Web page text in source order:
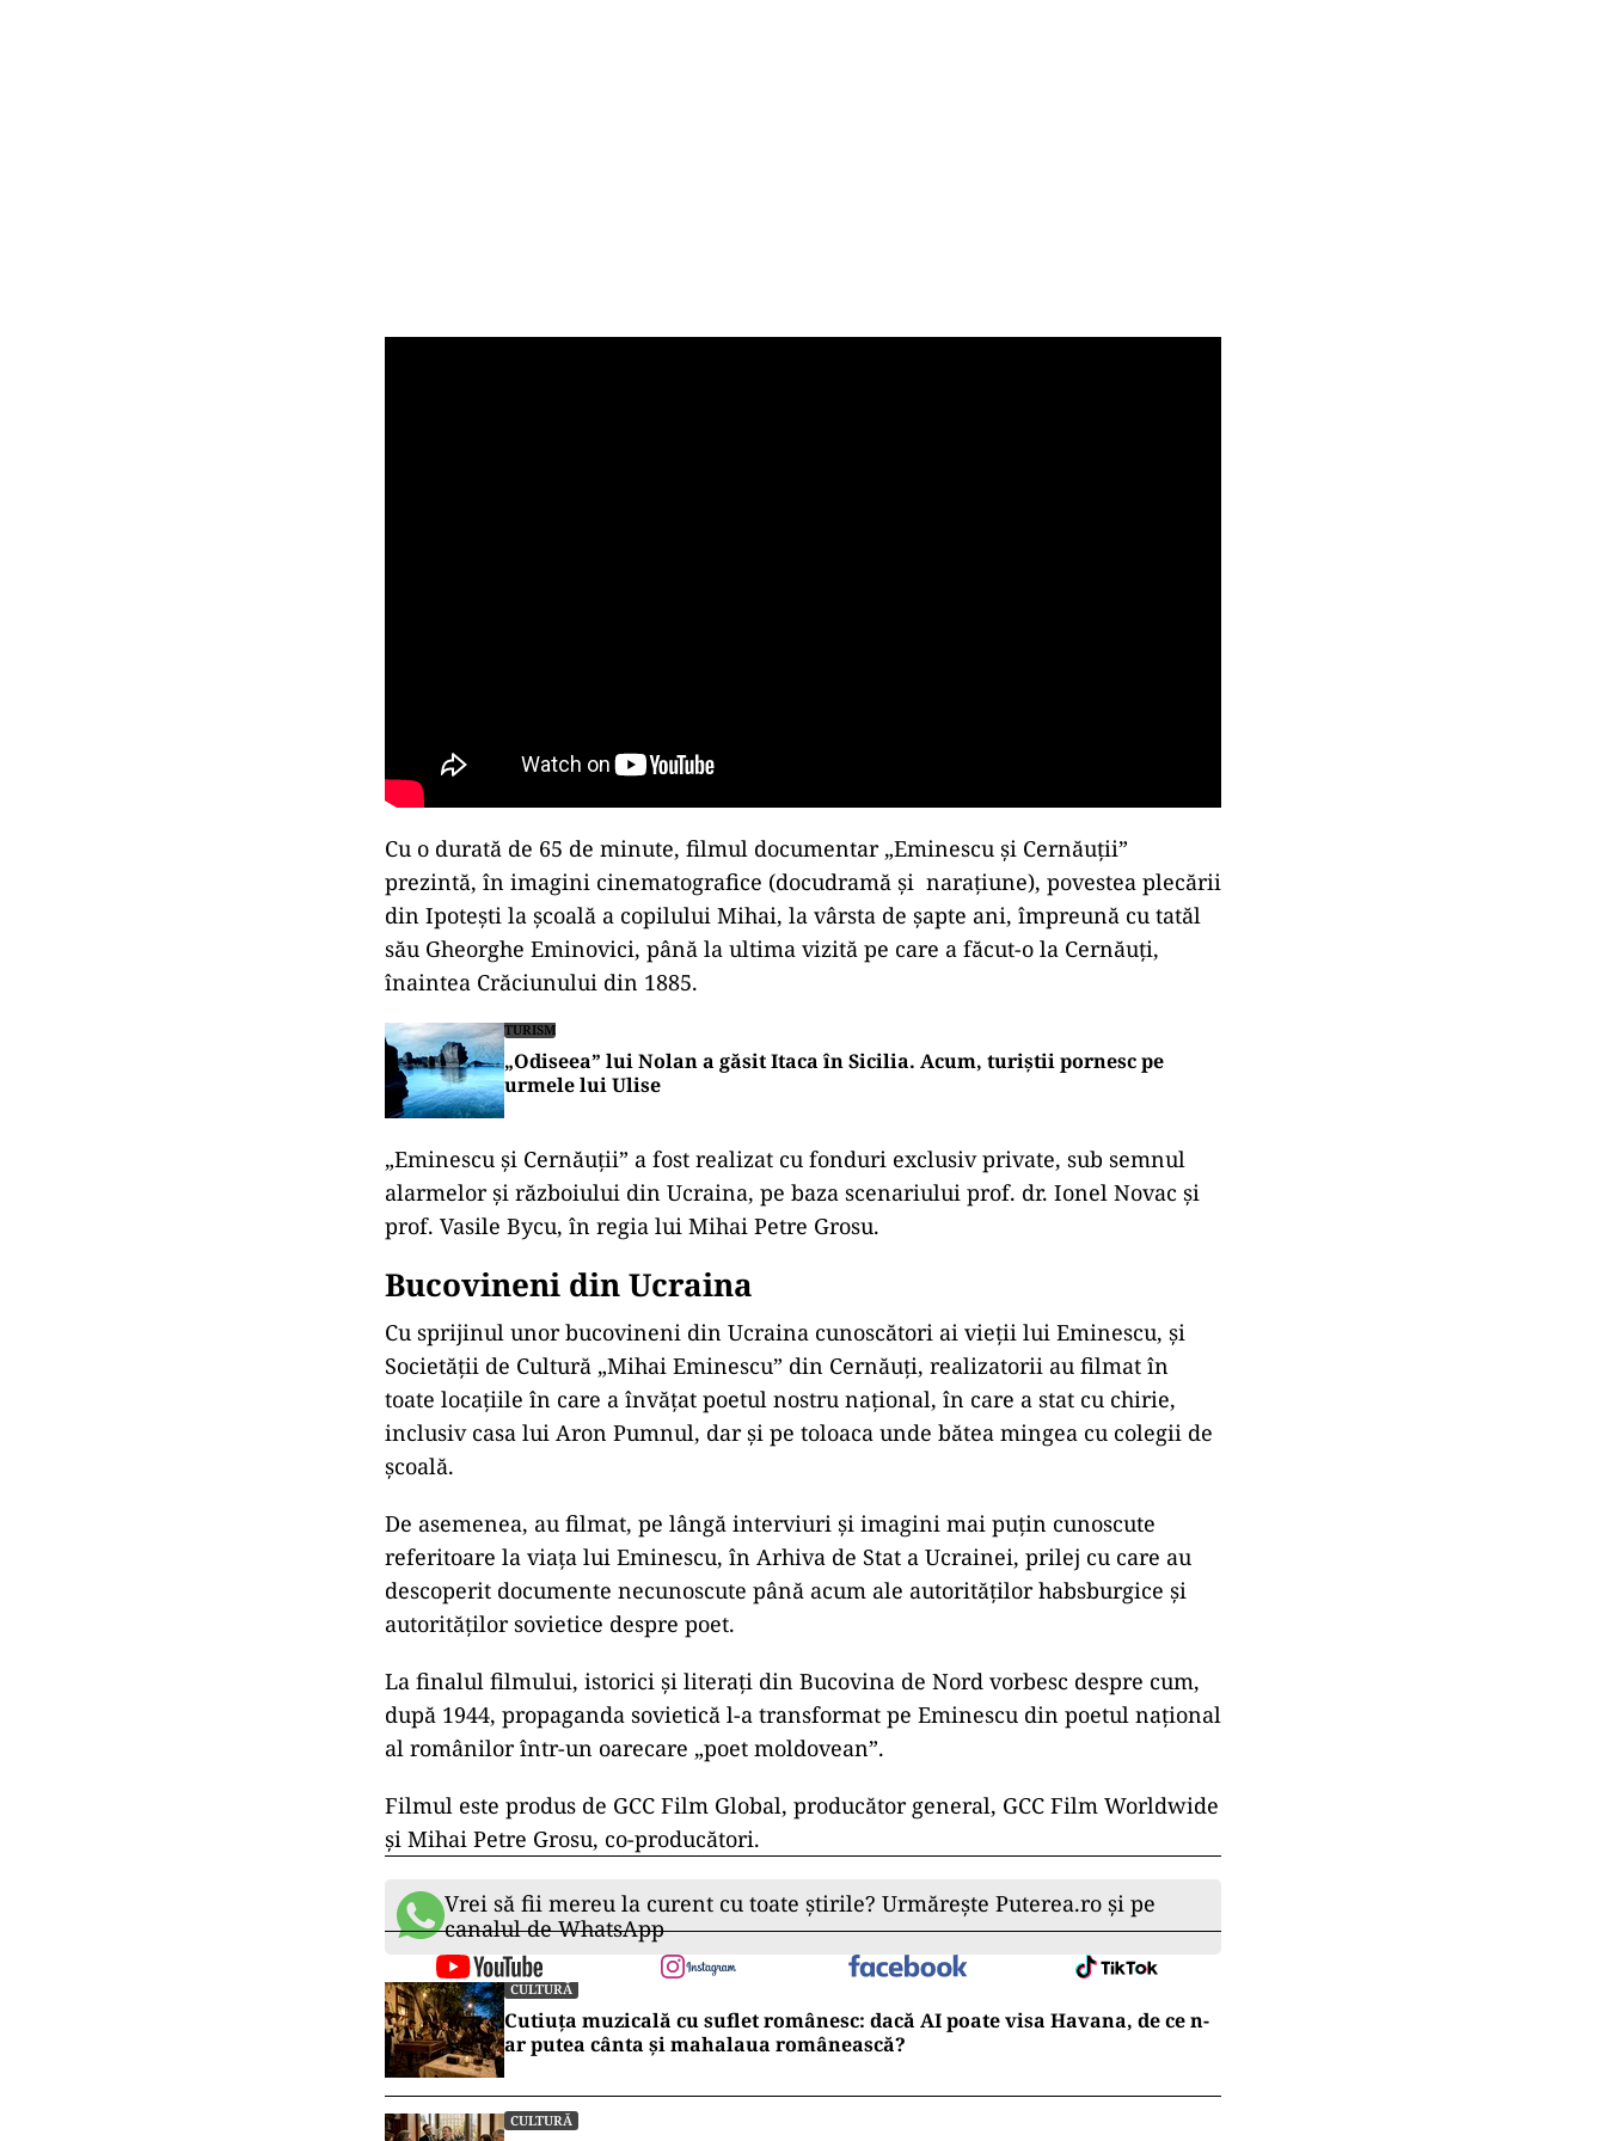
Cu o durată de 65 de minute, filmul documentar „Eminescu și Cernăuții”
prezintă, în imagini cinematografice (docudramă și narațiune), povestea plecării
din Ipotești la școală a copilului Mihai, la vârsta de șapte ani, împreună cu tatăl
său Gheorghe Eminovici, până la ultima vizită pe care a făcut-o la Cernăuți,
înaintea Crăciunului din 1885.
TURISM
„Odiseea” lui Nolan a găsit Itaca în Sicilia. Acum, turiștii pornesc pe
urmele lui Ulise
„Eminescu și Cernăuții” a fost realizat cu fonduri exclusiv private, sub semnul
alarmelor și războiului din Ucraina, pe baza scenariului prof. dr. Ionel Novac și
prof. Vasile Bycu, în regia lui Mihai Petre Grosu.
Bucovineni din Ucraina
Cu sprijinul unor bucovineni din Ucraina cunoscători ai vieții lui Eminescu, și
Societății de Cultură „Mihai Eminescu” din Cernăuți, realizatorii au filmat în
toate locațiile în care a învățat poetul nostru național, în care a stat cu chirie,
inclusiv casa lui Aron Pumnul, dar și pe toloaca unde bătea mingea cu colegii de
școală.
De asemenea, au filmat, pe lângă interviuri și imagini mai puțin cunoscute
referitoare la viața lui Eminescu, în Arhiva de Stat a Ucrainei, prilej cu care au
descoperit documente necunoscute până acum ale autorităților habsburgice și
autorităților sovietice despre poet.
La finalul filmului, istorici și literați din Bucovina de Nord vorbesc despre cum,
după 1944, propaganda sovietică l-a transformat pe Eminescu din poetul național
al românilor într-un oarecare „poet moldovean”.
Filmul este produs de GCC Film Global, producător general, GCC Film Worldwide
și Mihai Petre Grosu, co-producători.
Vrei să fii mereu la curent cu toate știrile? Urmărește Puterea.ro și pe
canalul de WhatsApp
CULTURĂ
Cutiuța muzicală cu suflet românesc: dacă AI poate visa Havana, de ce n-
ar putea cânta și mahalaua românească?
CULTURĂ